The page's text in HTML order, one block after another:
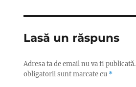
Lasă un răspuns
Adresa ta de email nu va fi publicată.
obligatorii sunt marcate cu *